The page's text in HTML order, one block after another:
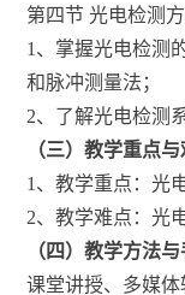
第四节 光电检测
1、掌握光电检测
和脉冲测量法；
2、了解光电检测
（三）教学重点
1、教学重点：光
2、教学难点：光
（四）教学方法
课堂讲授、多媒体